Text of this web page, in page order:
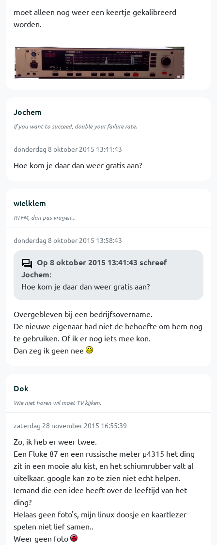
moet alleen nog weer een keertje gekalibreerd
worden.
Jochem
If you want to succeed, double your failure rate.
donderdag 8 oktober 2015 13:41:43
Hoe kom je daar dan weer gratis aan?
wielklem
RTFM, dan pas vragen...
donderdag 8 oktober 2015 13:58:43
Op 8 oktober 2015 13:41:43 schreef
Jochem:
Hoe kom je daar dan weer gratis aan?
Overgebleven bij een bedrijfsovername.
De nieuwe eigenaar had niet de behoefte om hem nog
te gebruiken. Of ik er nog iets mee kon.
Dan zeg ik geen nee
Dok
Wie niet horen wil moet TV kijken.
zaterdag 28 november 2015 16:55:39
Zo, ik heb er weer twee.
Een Fluke 87 en een russische meter µ4315 het ding
zit in een mooie alu kist, en het schiumrubber valt al
uitelkaar. google kan zo te zien niet echt helpen.
Iemand die een idee heeft over de leeftijd van het
ding?
Helaas geen foto's, mijn linux doosje en kaartlezer
spelen niet lief samen..
Weer geen foto